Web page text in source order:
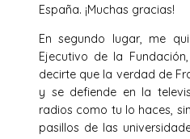
España. ¡Muchas gracias!
En segundo lugar, me
Ejecutivo de la
decirte que la verdad de
y se defiende en la
radios como tu lo haces,
pasillos de las